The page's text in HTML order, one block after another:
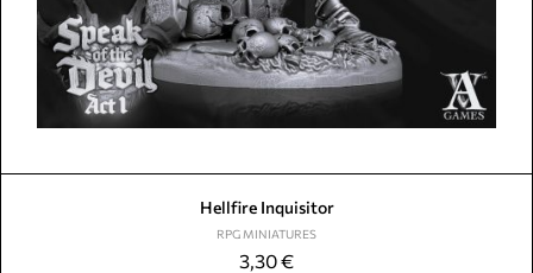
Hellfire Inquisitor
RPG MINIATURES
3,30€